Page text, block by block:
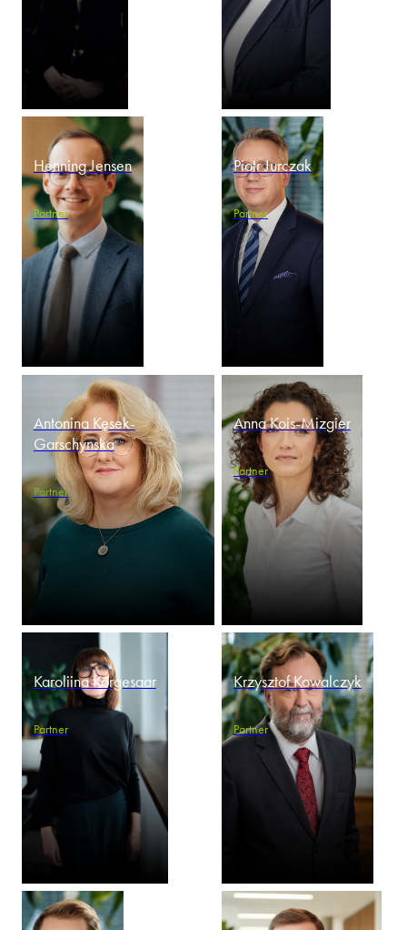
Henning Jensen
Partner
Piotr Jurczak
Partner
Antonina Kęsek-
Garschynska
Partner
Anna Kois-Mizgier
Partner
Karoliina Kõrgesaar
Partner
Krzysztof Kowalczyk
Partner